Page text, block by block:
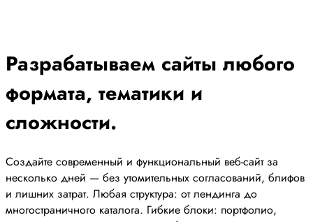
Разрабатываем сайты любого
формата, тематики и
сложности.
Создайте современный и функциональный веб-сайт за
несколько дней — без утомительных согласований, блифов
и лишних затрат. Любая структура: от лендинга до
многостраничного каталога. Гибкие блоки: портфолио,